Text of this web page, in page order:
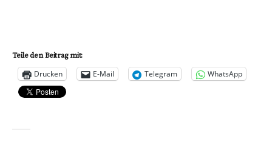
Teile den Beitrag mit:
Drucken E-Mail Telegram WhatsApp